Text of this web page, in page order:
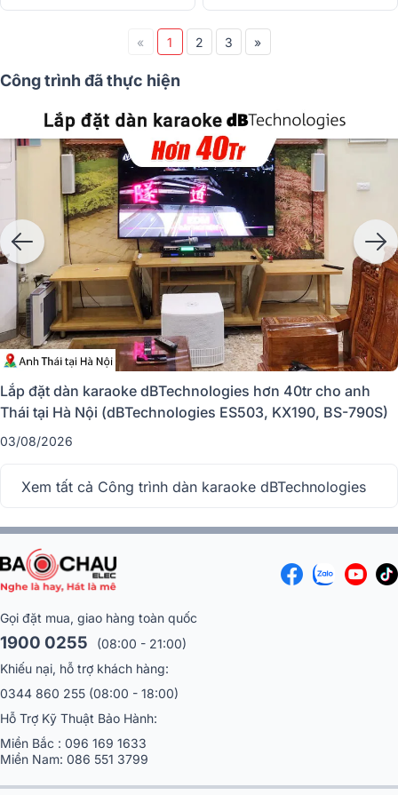
« 1 2 3 »
Công trình đã thực hiện
Lắp đặt dàn karaoke dBTechnologies hơn 40tr cho anh
Thái tại Hà Nội (dBTechnologies ES503, KX190, BS-790S)
03/08/2026
Xem tất cả Công trình dàn karaoke dBTechnologies
Gọi đặt mua, giao hàng toàn quốc
1900 0255
(08:00 - 21:00)
Khiếu nại, hỗ trợ khách hàng:
0344 860 255 (08:00 - 18:00)
Hỗ Trợ Kỹ Thuật Bảo Hành:
Miền Bắc : 096 169 1633
Miền Nam: 086 551 3799